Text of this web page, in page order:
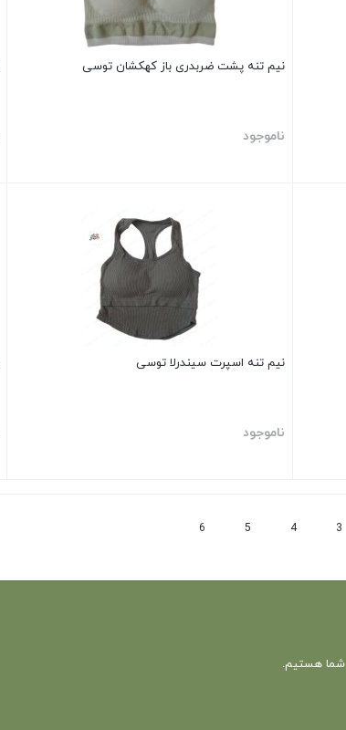
نیم تنه پشت ضربدری باز کهکشان توسی
ناموجود
نیم تنه اسپرت سیندرلا توسی
ناموجود
3
4
5
6